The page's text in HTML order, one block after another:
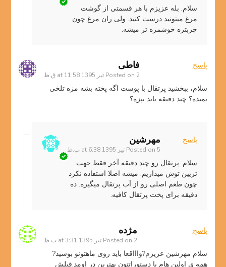
سلام. بله عزیزم با هر قسمتی از گوشت
مرغ میتونید درست کنید. ولی ران مرغ چون
چربتره خوشمزه تر میشه.
فاطی
Posted on 2 تیر 1395 at 11:58 ق.ظ
پاسخ
سلام، ببخشید پرتقال با پوست اگه پخته بشه مزه تلخی
نمیده؟ چند دقیقه باید بپزه؟
مهرشین
Posted on 5 تیر 1395 at 6:38 ب.ظ
پاسخ
سلام. پرتقال رو چند دقیقه آخر فقط جهت
تزیین توش میذاریم. میشه اصلا استفاده نکرد
چون طعم اصلی رو از آب پرتقال میگیره. ده
دقیقه برای پخت پرتقال کافیه.
مژده
Posted on 2 تیر 1395 at 3:31 ب.ظ
پاسخ
سلام مهرشین عزیزم?واااقعا باید روی ماهتونو بوسید?
همه ی اولین هام با دستوراتتون بهترین در اومد.قبلش